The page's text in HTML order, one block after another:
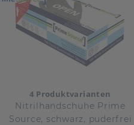
4 Produktvarianten
Nitrilhandschuhe Prime
Source, schwarz, puderfrei